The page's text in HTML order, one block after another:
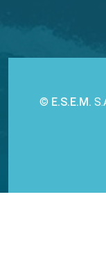
© E.S.E.M.